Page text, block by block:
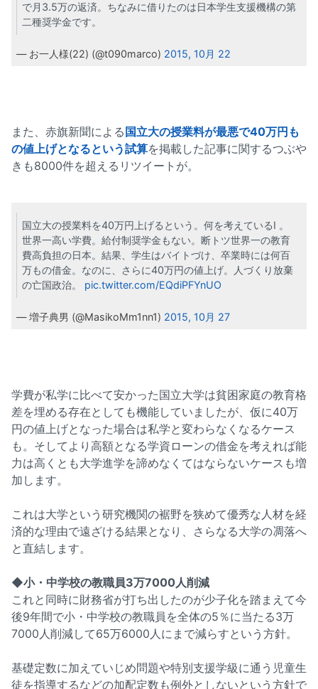
で月3.5万の返済。ちなみに借りたのは日本学生支援機構の第
二種奨学金です。
— お一人様(22) (@t090marco) 2015, 10月 22
また、赤旗新聞による国立大の授業料が最悪で40万円も
の値上げとなるという試算を掲載した記事に関するつぶや
きも8000件を超えるリツイートが。
国立大の授業料を40万円上げるという。何を考えているI 。
世界一高い学費。給付制奨学金もない。断トツ世界一の教育
費高負担の日本。結果、学生はバイトづけ、卒業時には何百
万もの借金。なのに、さらに40万円の値上げ。人づくり放棄
の亡国政治。 pic.twitter.com/EQdiPFYnUO
— 増子典男 (@MasikoMm1nn1) 2015, 10月 27
学費が私学に比べて安かった国立大学は貧困家庭の教育格
差を埋める存在としても機能していましたが、仮に40万
円の値上げとなった場合は私学と変わらなくなるケース
も。そしてより高額となる学資ローンの借金を考えれば能
力は高くとも大学進学を諦めなくてはならないケースも増
加します。
これは大学という研究機関の裾野を狭めて優秀な人材を経
済的な理由で遠ざける結果となり、さらなる大学の凋落へ
と直結します。
◆小・中学校の教職員3万7000人削減
これと同時に財務省が打ち出したのが少子化を踏まえて今
後9年間で小・中学校の教職員を全体の5％に当たる3万
7000人削減して65万6000人にまで減らすという方針。
基礎定数に加えていじめ問題や特別支援学級に通う児童生
徒を指導するなどの加配定数も例外としないという方針で